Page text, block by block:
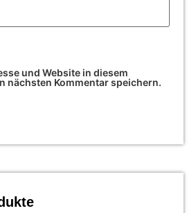
und Website in diesem
nächsten Kommentar speichern.